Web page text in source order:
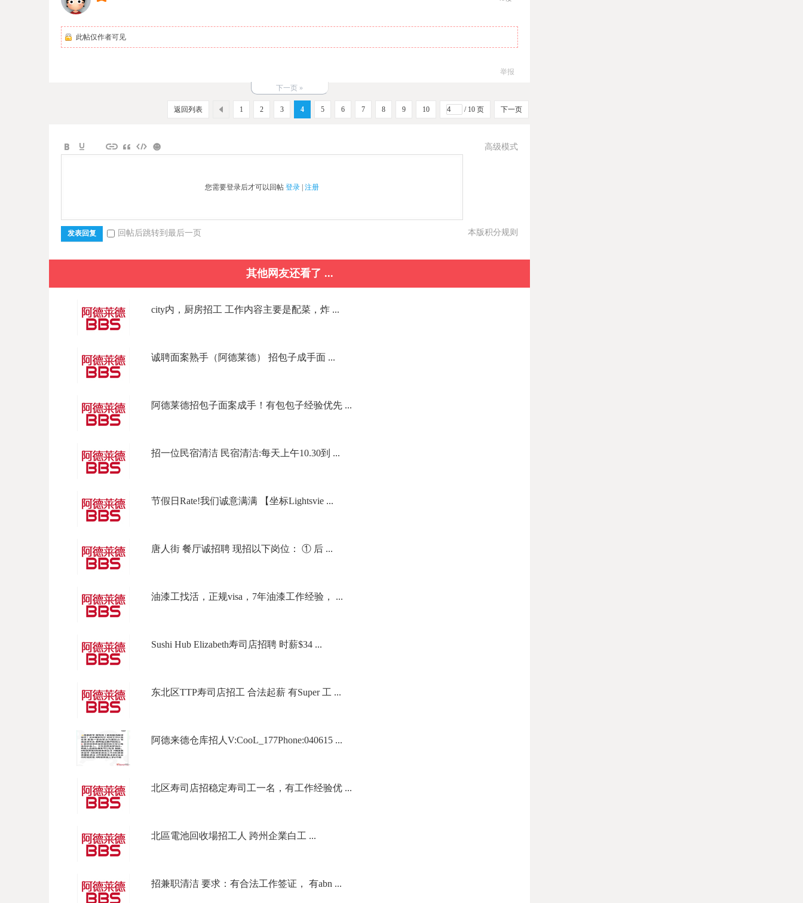
此帖仅作者可见
举报
下一页 »
1 2 3 4 5 6 7 8 9 10 / 10 页 下一页
返回列表
高级模式
您需要登录后才可以回帖 登录 | 注册
本版积分规则
发表回复 回帖后跳转到最后一页
其他网友还看了 ...
city内，厨房招工 工作内容主要是配菜，炸 ...
诚聘面案熟手（阿德莱德） 招包子成手面 ...
阿德莱德招包子面案成手！有包包子经验优先 ...
招一位民宿清洁 民宿清洁:每天上午10.30到 ...
节假日Rate!我们诚意满满 【坐标Lightsvie ...
唐人街 餐厅诚招聘 现招以下岗位： ① 后 ...
油漆工找活，正规visa，7年油漆工作经验， ...
Sushi Hub Elizabeth寿司店招聘 时薪$34 ...
东北区TTP寿司店招工 合法起薪 有Super 工 ...
阿德来德仓库招人V:CooL_177Phone:040615 ...
北区寿司店招稳定寿司工一名，有工作经验优 ...
北區電池回收場招工人 跨州企業白工 ...
招兼职清洁 要求：有合法工作签证， 有abn ...